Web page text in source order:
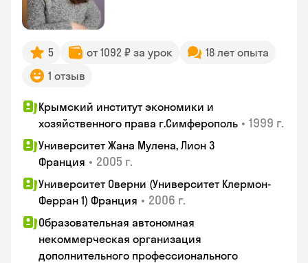
5 от 1092 ₽ за урок
18 лет опыта
1 отзыв
Крымский институт экономики и
хозяйственного права г.Симферополь • 1999 г.
Университет Жана Мулена, Лион 3
Франция • 2005 г.
Университет Оверни (Университет Клермон-
Ферран 1) Франция • 2006 г.
Образовательная автономная
некоммерческая организация
дополнительного профессионального